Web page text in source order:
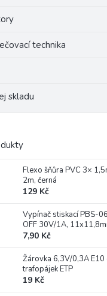
technika
skladu
Flexo šňůra PVC 3×
2m, černá
129 Kč
Vypínač stiskací PBS-
OFF 30V/1A,
7,90 Kč
Žárovka 6,3V/0,3A E10
trafopájek ETP
19 Kč